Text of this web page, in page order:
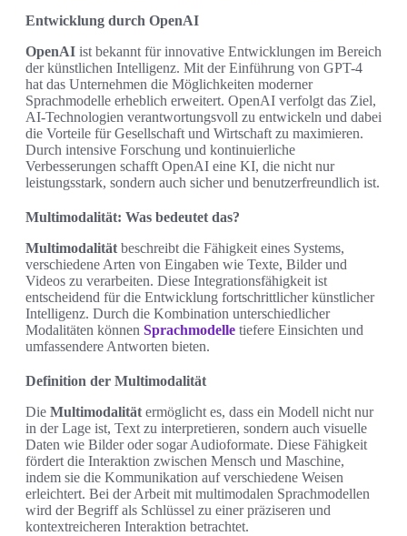
Entwicklung durch OpenAI
OpenAI ist bekannt für innovative Entwicklungen im Bereich
der künstlichen Intelligenz. Mit der Einführung von GPT-4
hat das Unternehmen die Möglichkeiten moderner
Sprachmodelle erheblich erweitert. OpenAI verfolgt das Ziel,
AI-Technologien verantwortungsvoll zu entwickeln und dabei
die Vorteile für Gesellschaft und Wirtschaft zu maximieren.
Durch intensive Forschung und kontinuierliche
Verbesserungen schafft OpenAI eine KI, die nicht nur
leistungsstark, sondern auch sicher und benutzerfreundlich ist.
Multimodalität: Was bedeutet das?
Multimodalität beschreibt die Fähigkeit eines Systems,
verschiedene Arten von Eingaben wie Texte, Bilder und
Videos zu verarbeiten. Diese Integrationsfähigkeit ist
entscheidend für die Entwicklung fortschrittlicher künstlicher
Intelligenz. Durch die Kombination unterschiedlicher
Modalitäten können Sprachmodelle tiefere Einsichten und
umfassendere Antworten bieten.
Definition der Multimodalität
Die Multimodalität ermöglicht es, dass ein Modell nicht nur
in der Lage ist, Text zu interpretieren, sondern auch visuelle
Daten wie Bilder oder sogar Audioformate. Diese Fähigkeit
fördert die Interaktion zwischen Mensch und Maschine,
indem sie die Kommunikation auf verschiedene Weisen
erleichtert. Bei der Arbeit mit multimodalen Sprachmodellen
wird der Begriff als Schlüssel zu einer präziseren und
kontextreicheren Interaktion betrachtet.